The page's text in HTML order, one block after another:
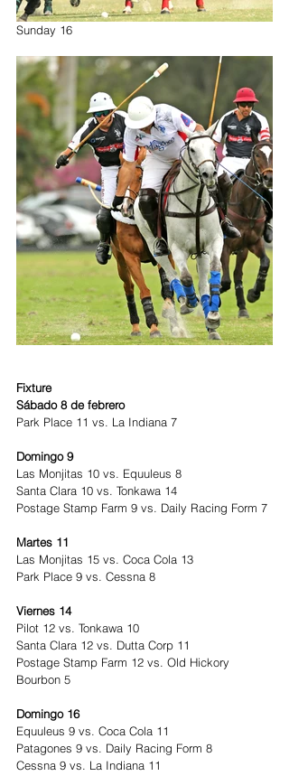
Sunday 16
Fixture
Sábado 8 de febrero
Park Place 11 vs. La Indiana 7
Domingo 9
Las Monjitas 10 vs. Equuleus 8
Santa Clara 10 vs. Tonkawa 14
Postage Stamp Farm 9 vs. Daily Racing Form 7
Martes 11
Las Monjitas 15 vs. Coca Cola 13
Park Place 9 vs. Cessna 8
Viernes 14
Pilot 12 vs. Tonkawa 10
Santa Clara 12 vs. Dutta Corp 11
Postage Stamp Farm 12 vs. Old Hickory
Bourbon 5
Domingo 16
Equuleus 9 vs. Coca Cola 11
Patagones 9 vs. Daily Racing Form 8
Cessna 9 vs. La Indiana 11